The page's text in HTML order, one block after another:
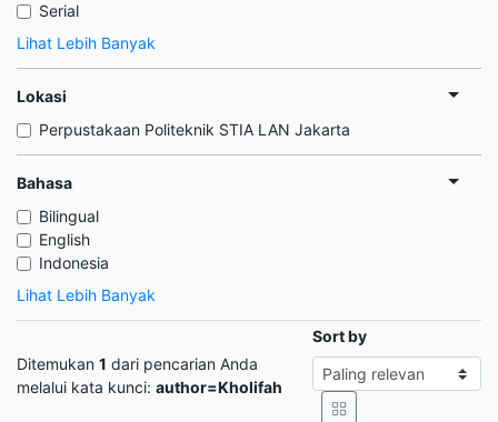
Serial
Lihat Lebih Banyak
Lokasi
Perpustakaan Politeknik STIA LAN Jakarta
Bahasa
Bilingual
English
Indonesia
Lihat Lebih Banyak
Ditemukan 1 dari pencarian Anda
melalui kata kunci: author=Kholifah
Sort by